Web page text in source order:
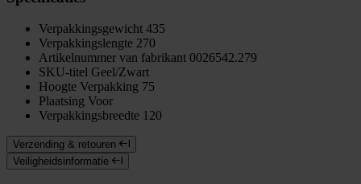
Verpakkingsgewicht 435
Verpakkingslengte 270
Artikelnummer van fabrikant 0026542.279
SKU-titel Geel/Zwart
Hoogte Verpakking 75
Plaatsing Voor
Verpakkingsbreedte 120
Verzending & retouren
Veiligheidsinformatie